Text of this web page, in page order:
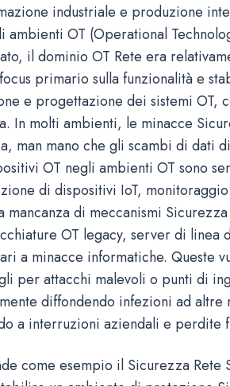
industriale e produzione
OT (Operational
il dominio OT Rete era
primario sulla funzionalità e
e progettazione dei sistemi OT,
In molti ambienti, le minacce
man mano che gli scambi di dati
OT negli ambienti OT sono
di dispositivi IoT,
mancanza di meccanismi
OT legacy, server di linea
a minacce informatiche. Queste
per attacchi malevoli o punti di
diffondendo infezioni ad altre
a interruzioni aziendali e perdite
come esempio il Sicurezza Rete